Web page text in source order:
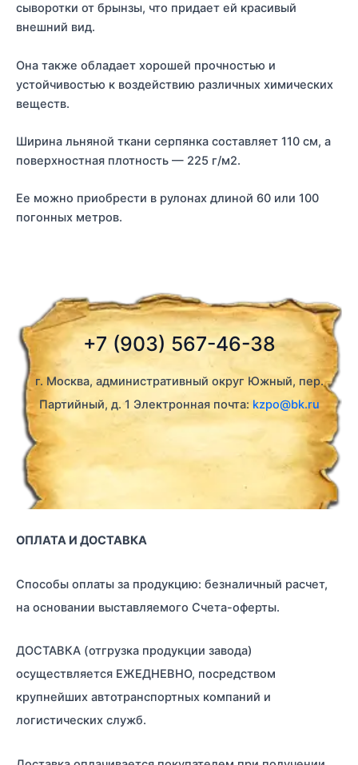
+7 (903) 567-46-38
г. Москва, административный округ Южный, пер.
Партийный, д. 1 Электронная почта: kzpo@bk.ru
ОПЛАТА И ДОСТАВКА
Способы оплаты за продукцию: безналичный расчет,
на основании выставляемого Счета-оферты.
ДОСТАВКА (отгрузка продукции завода)
осуществляется ЕЖЕДНЕВНО, посредством
крупнейших автотранспортных компаний и
логистических служб.
сыворотки от брынзы, что придает ей красивый
внешний вид.
Она также обладает хорошей прочностью и
устойчивостью к воздействию различных химических
веществ.
Ширина льняной ткани серпянка составляет 110 см, а
поверхностная плотность — 225 г/м2.
Ее можно приобрести в рулонах длиной 60 или 100
погонных метров.